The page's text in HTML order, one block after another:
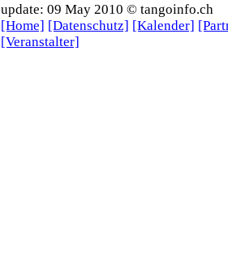
update: 09 May 2010 © tangoinfo.ch
[Home] [Datenschutz] [Kalender]
[Veranstalter]